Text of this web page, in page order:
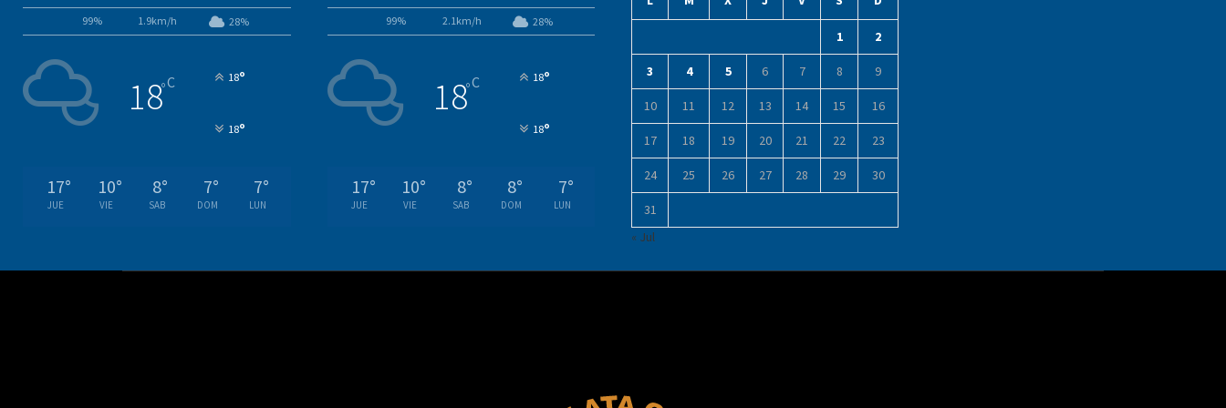
99% 1.9km/h 28%
18°C 18°
18°
17°
JUE
10°
VIE
8°
SAB
7°
DOM
7°
LUN
99% 2.1km/h 28%
18°C 18°
18°
17°
JUE
10°
VIE
8°
SAB
8°
DOM
7°
LUN
1 2
3 4 5 6 7 8 9
10 11 12 13 14 15 16
17 18 19 20 21 22 23
24 25 26 27 28 29 30
31
« Jul